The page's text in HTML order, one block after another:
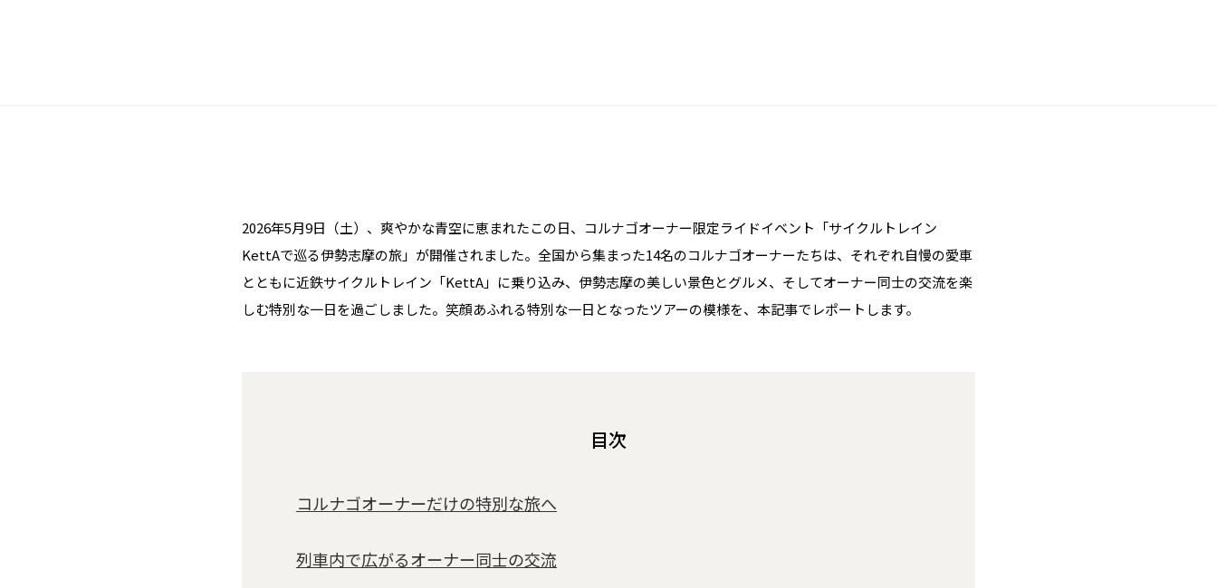
2026年5月9日（土）、爽やかな青空に恵まれたこの日、コルナゴオーナー限定ライドイベント「サイクルトレイン
KettAで巡る伊勢志摩の旅」が開催されました。全国から集まった14名のコルナゴオーナーたちは、それぞれ自慢の愛車
とともに近鉄サイクルトレイン「KettA」に乗り込み、伊勢志摩の美しい景色とグルメ、そしてオーナー同士の交流を楽
しむ特別な一日を過ごしました。笑顔あふれる特別な一日となったツアーの模様を、本記事でレポートします。
目次
コルナゴオーナーだけの特別な旅へ
列車内で広がるオーナー同士の交流